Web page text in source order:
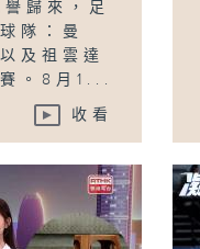
歸來，足
隊：曼
及祖雲達
。8月1...
收看